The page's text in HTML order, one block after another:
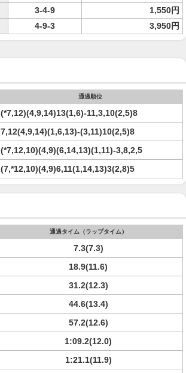
3-4-9
1,550円
4-9-3 3,950円
通過順位
(*7,12)(4,9,14)13(1,6)-11,3,10(2,5)8
7,12(4,9,14)(1,6,13)-(3,11)10(2,5)8
(*7,12,10)(4,9)(6,14,13)(1,11)-3,8,2,5
(7,*12,10)(4,9)6,11(1,14,13)3(2,8)5
通過タイム（ラップタイム）
7.3(7.3)
18.9(11.6)
31.2(12.3)
44.6(13.4)
57.2(12.6)
1:09.2(12.0)
1:21.1(11.9)